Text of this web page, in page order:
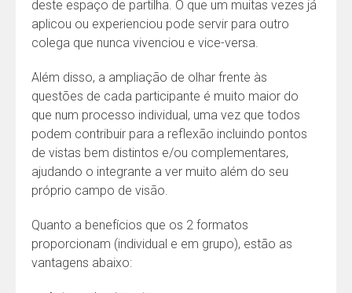
deste espaço de partilha. O que um muitas vezes já
aplicou ou experienciou pode servir para outro
colega que nunca vivenciou e vice-versa.
Além disso, a ampliação de olhar frente às
questões de cada participante é muito maior do
que num processo individual, uma vez que todos
podem contribuir para a reflexão incluindo pontos
de vistas bem distintos e/ou complementares,
ajudando o integrante a ver muito além do seu
próprio campo de visão.
Quanto a benefícios que os 2 formatos
proporcionam (individual e em grupo), estão as
vantagens abaixo: